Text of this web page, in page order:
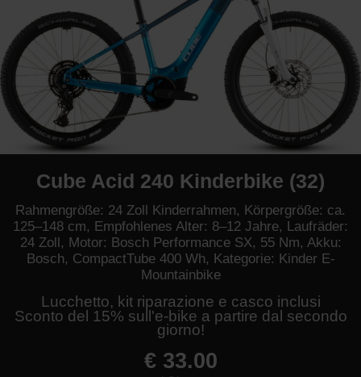
Cube Acid 240 Kinderbike (32)
Rahmengröße: 24 Zoll Kinderrahmen, Körpergröße: ca.
125–148 cm, Empfohlenes Alter: 8–12 Jahre, Laufräder:
24 Zoll, Motor: Bosch Performance SX, 55 Nm, Akku:
Bosch, CompactTube 400 Wh, Kategorie: Kinder E-
Mountainbike
Lucchetto, kit riparazione e casco inclusi
Sconto del 15% sull'e-bike a partire dal secondo
giorno!
€ 33.00